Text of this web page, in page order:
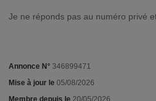
Je ne réponds pas au numéro privé et
Annonce N° 346899471
Mise à jour le 05/08/2026
Membre depuis le 20/05/2026